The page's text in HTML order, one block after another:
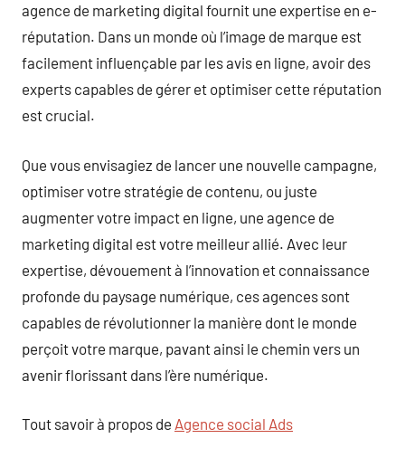
agence de marketing digital fournit une expertise en e-
réputation. Dans un monde où l’image de marque est
facilement influençable par les avis en ligne, avoir des
experts capables de gérer et optimiser cette réputation
est crucial.
Que vous envisagiez de lancer une nouvelle campagne,
optimiser votre stratégie de contenu, ou juste
augmenter votre impact en ligne, une agence de
marketing digital est votre meilleur allié. Avec leur
expertise, dévouement à l’innovation et connaissance
profonde du paysage numérique, ces agences sont
capables de révolutionner la manière dont le monde
perçoit votre marque, pavant ainsi le chemin vers un
avenir florissant dans l’ère numérique.
Tout savoir à propos de Agence social Ads